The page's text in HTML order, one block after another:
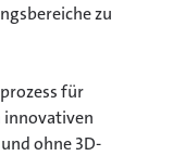
zu
für
ohne 3D-